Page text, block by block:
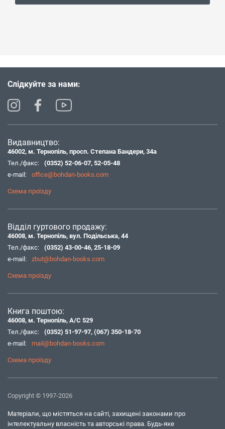
Слідкуйте за нами:
Видавництво:
46002, м. Тернопіль, просп. Степана Бандери, 34а
Тел./факс:
(0352) 52-06-07, 52-05-48
e-mail:
office@bohdan-books.com
Схема проїзду
Відділ гуртового продажу:
46008, м. Тернопіль, вул. Подільська, 44
Тел./факс:
(0352) 43-00-46, 25-18-09
e-mail:
zbut@bohdan-books.com
Схема проїзду
Книга поштою:
46008, м. Тернопіль, А/С 529
Тел./факс:
(0352) 51-97-97, (067) 350-18-70
e-mail:
mail@bohdan-books.com
Схема проїзду
Copyright © 1997-2026
Матеріали, що містяться на сайті, захищені законами про
інтелектуальну власність та авторські права. Будь-яке